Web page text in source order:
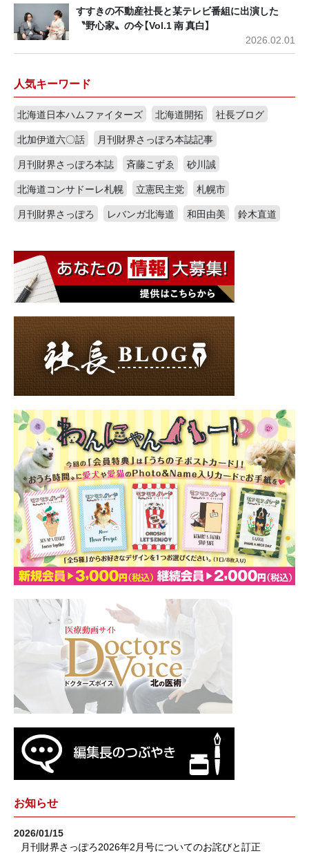
すすきの不動産社長と某テレビ番組に出演した
〝野心家〟の今【Vol.1 南 真白】
2026.02.01
人気キーワード
北海道日本ハムファイターズ 北海道開拓
社長ブログ
北加伊道六〇話
月刊財界さっぽろ本誌記事
月刊財界さっぽろ本誌
斉藤こずゑ
砂川誠
北海道コンサドーレ札幌
立憲民主党
札幌市
月刊財界さっぽろ
レバンガ北海道 和田由美 鈴木直道
お知らせ
2026/01/15
月刊財界さっぽろ2026年2月号についてのお詫びと訂正